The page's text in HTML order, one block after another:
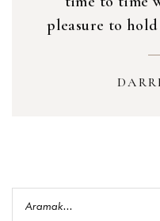
pleasure to